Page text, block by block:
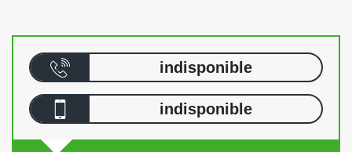
indisponible
indisponible